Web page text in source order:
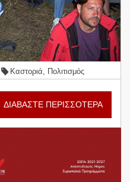
Καστοριά Πολιτισμός
ΔΙΑΒΑΣΤΕ ΠΕΡΙΣΣΟΤΕΡΑ